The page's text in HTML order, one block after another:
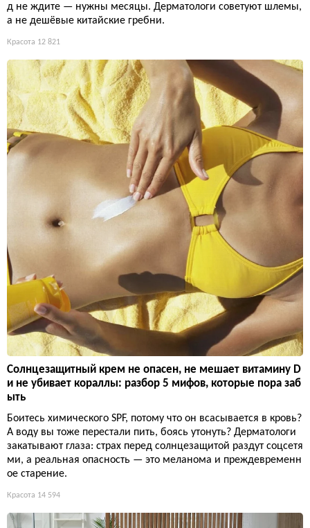
д не ждите — нужны месяцы. Дерматологи советуют шлемы,
а не дешёвые китайские гребни.
Красота 12 821
Солнцезащитный крем не опасен, не мешает витамину D
и не убивает кораллы: разбор 5 мифов, которые пора заб
ыть
Боитесь химического SPF, потому что он всасывается в кровь?
А воду вы тоже перестали пить, боясь утонуть? Дерматологи
закатывают глаза: страх перед солнцезащитой раздут соцсетя
ми, а реальная опасность — это меланома и преждевременн
ое старение.
Красота 14 594